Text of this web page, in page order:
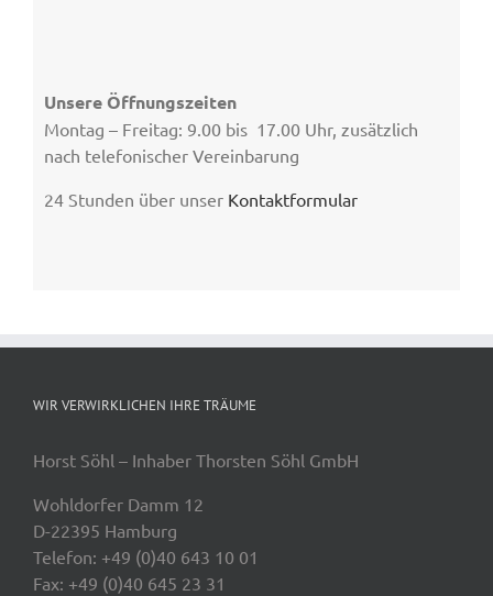
Unsere Öffnungszeiten
Montag – Freitag: 9.00 bis 17.00 Uhr, zusätzlich
nach telefonischer Vereinbarung
24 Stunden über unser Kontaktformular
WIR VERWIRKLICHEN IHRE TRÄUME
Horst Söhl – Inhaber Thorsten Söhl GmbH
Wohldorfer Damm 12
D-22395 Hamburg
Telefon: +49 (0)40 643 10 01
Fax: +49 (0)40 645 23 31